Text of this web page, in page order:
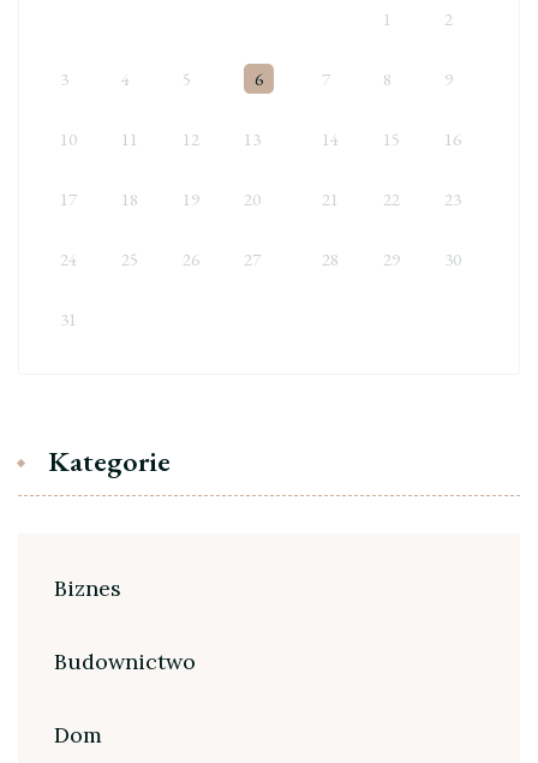
1 2
3 4 5 6 7 8 9
10 11 12 13 14 15 16
17 18 19 20 21 22 23
24 25 26 27 28 29 30
31
Kategorie
Biznes
Budownictwo
Dom